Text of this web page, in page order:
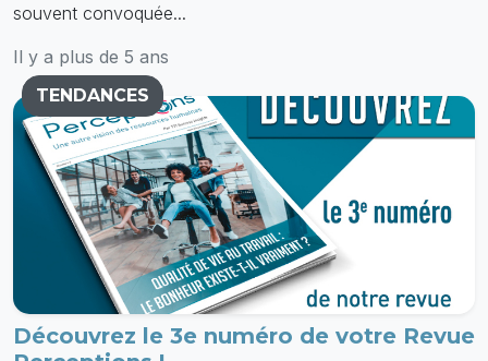
souvent convoquée...
Il y a plus de 5 ans
TENDANCES
Découvrez le 3e numéro de votre Revue